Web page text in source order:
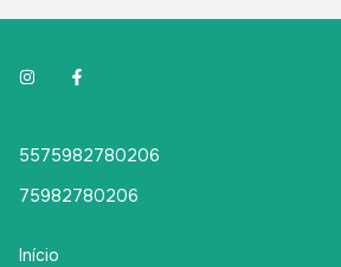
5575982780206
75982780206
Início